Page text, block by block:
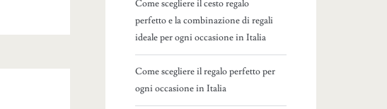
Come scegliere il cesto regalo
perfetto e la combinazione di regali
ideale per ogni occasione in Italia
Come scegliere il regalo perfetto per
ogni occasione in Italia